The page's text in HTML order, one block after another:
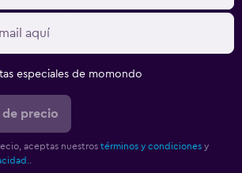
especiales de momondo
de precio
aceptas nuestros términos y condiciones y